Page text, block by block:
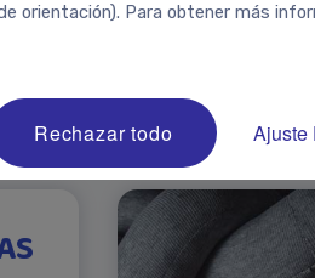
orientación). Para obtener más
Rechazar todo Ajuste